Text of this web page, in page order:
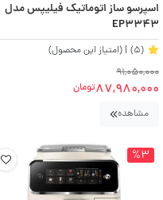
اسپرسو ساز اتوماتیک فیلیپس مدل
EP3343
(5)
| (امتیاز این محصول)
91,050,000
87,980,000تومان
مشاهده
%3